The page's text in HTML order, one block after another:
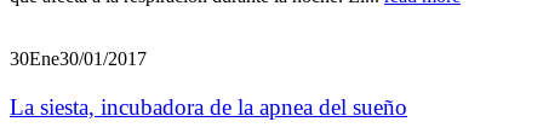
30Ene30/01/2017
La siesta, incubadora de la apnea del sueño